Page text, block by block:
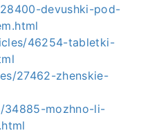
devushki-pod-
46254-tabletki-
27462-zhenskie-
34885-mozhno-li-